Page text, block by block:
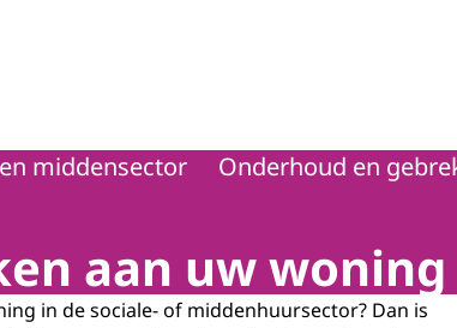
middensector Onderhoud en
aan uw woning
in de sociale- of middenhuursector? Dan is